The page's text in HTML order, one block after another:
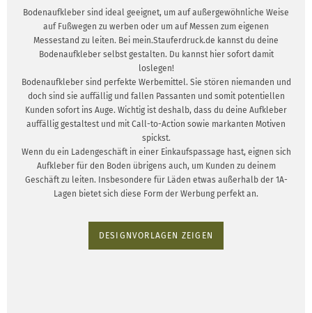
Bodenaufkleber sind ideal geeignet, um auf außergewöhnliche Weise
auf Fußwegen zu werben oder um auf Messen zum eigenen
Messestand zu leiten. Bei mein.Stauferdruck.de kannst du deine
Bodenaufkleber selbst gestalten. Du kannst hier sofort damit
loslegen!
Bodenaufkleber sind perfekte Werbemittel. Sie stören niemanden und
doch sind sie auffällig und fallen Passanten und somit potentiellen
Kunden sofort ins Auge. Wichtig ist deshalb, dass du deine Aufkleber
auffällig gestaltest und mit Call-to-Action sowie markanten Motiven
spickst.
Wenn du ein Ladengeschäft in einer Einkaufspassage hast, eignen sich
Aufkleber für den Boden übrigens auch, um Kunden zu deinem
Geschäft zu leiten. Insbesondere für Läden etwas außerhalb der 1A-
Lagen bietet sich diese Form der Werbung perfekt an.
DESIGNVORLAGEN ZEIGEN